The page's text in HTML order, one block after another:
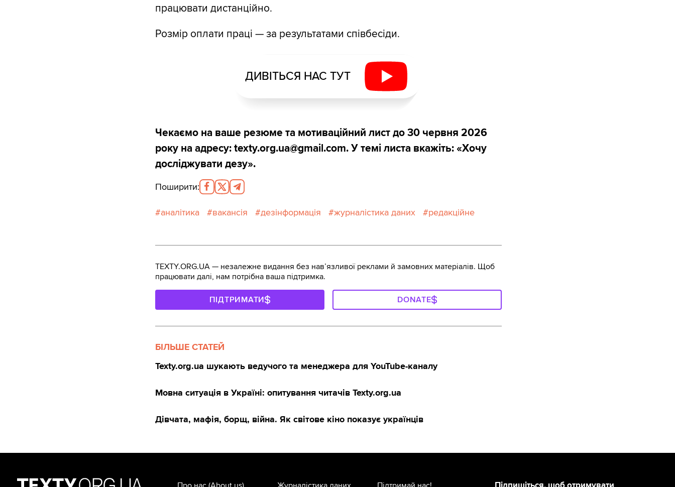
працювати дистанційно.
Розмір оплати праці — за результатами співбесіди.
ДИВІТЬСЯ НАС ТУТ
Чекаємо на ваше резюме та мотиваційний лист до 30 червня 2026
року на адресу: texty.org.ua@gmail.com. У темі листа вкажіть: «Хочу
досліджувати дезу».
Поширити:
аналітика вакансія дезінформація журналістика даних редакційне
TEXTY.ORG.UA — незалежне видання без навʼязливої реклами й замовних матеріалів. Щоб
працювати далі, нам потрібна ваша підтримка.
ПІДТРИМАТИ DONATE
БІЛЬШЕ СТАТЕЙ
Texty.org.ua шукають ведучого та менеджера для YouTube-каналу
Мовна ситуація в Україні: опитування читачів Texty.org.ua
Дівчата, мафія, борщ, війна. Як світове кіно показує українців